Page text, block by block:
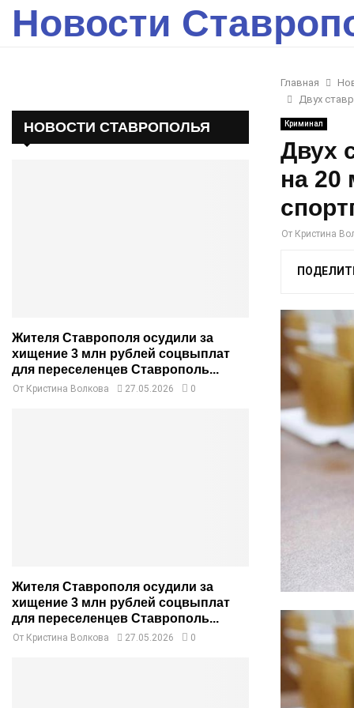
Новости
Главная
Двух
Криминал
Двух
на 20
От Кристина
НОВОСТИ СТАВРОПОЛЬЯ
Жителя Ставрополя осудили за
хищение 3 млн рублей соцвыплат
для переселенцев Ставрополь...
От Кристина Волкова 27.05.2026 0
Жителя Ставрополя осудили за
хищение 3 млн рублей соцвыплат
для переселенцев Ставрополь...
От Кристина Волкова 27.05.2026 0